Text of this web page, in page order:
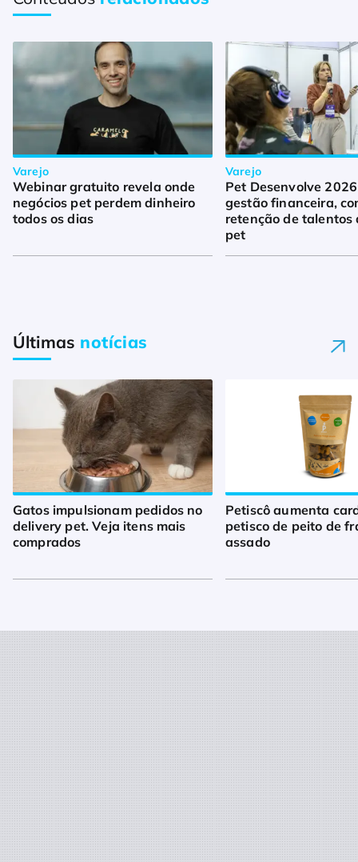
Varejo
Webinar gratuito revela onde
negócios pet perdem dinheiro
todos os dias
Varejo
Pet Desenvolve
gestão financeira,
retenção de talentos
pet
Últimas notícias
Gatos impulsionam pedidos no
delivery pet. Veja itens mais
comprados
Petiscô aumenta
petisco de peito de
assado